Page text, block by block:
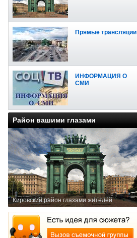
Прямые трансляции
ИНФОРМАЦИЯ О
СМИ
Район вашими глазами
Кировский район глазами жителей
Сайт доступен для
мобильных устройств